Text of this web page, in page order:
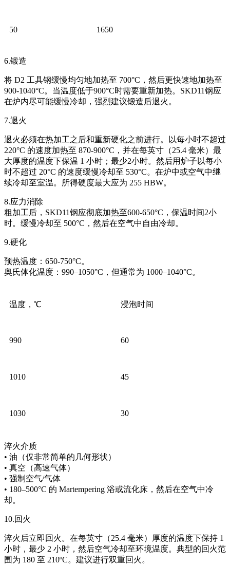
50 1650
6.锻造
将 D2 工具钢缓慢均匀地加热至 700°C，然后更快速地加热至
900-1040°C。当温度低于900°C时需要重新加热。SKD11钢应
在炉内尽可能缓慢冷却，强烈建议锻造后退火。
7.退火
退火必须在热加工之后和重新硬化之前进行。以每小时不超过
220°C 的速度加热至 870-900°C，并在每英寸（25.4 毫米）最
大厚度的温度下保温 1 小时；最少2小时。然后用炉子以每小
时不超过 20°C 的速度缓慢冷却至 530°C。在炉中或空气中继
续冷却至室温。所得硬度最大应为 255 HBW。
8.应力消除
粗加工后，SKD11钢应彻底加热至600-650°C，保温时间2小
时。缓慢冷却至 500°C，然后在空气中自由冷却。
9.硬化
预热温度：650-750°C。
奥氏体化温度：990–1050°C，但通常为 1000–1040°C。
温度，℃ 浸泡时间
990 60
1010 45
1030 30
淬火介质
• 油（仅非常简单的几何形状）
• 真空（高速气体）
• 强制空气/气体
• 180–500°C 的 Martempering 浴或流化床，然后在空气中冷
却。
10.回火
淬火后立即回火。在每英寸（25.4 毫米）厚度的温度下保持 1
小时，最少 2 小时，然后空气冷却至环境温度。典型的回火范
围为 180 至 210ºC。建议进行双重回火。